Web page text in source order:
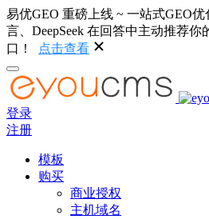
易优GEO 重磅上线 ~ 一站式GEO
言、DeepSeek 在回答中主动推荐
口！
点击查看
登录
注册
模板
购买
商业授权
主机域名